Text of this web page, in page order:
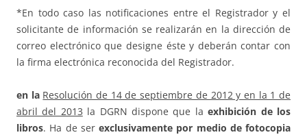
*En todo caso las notificaciones entre el Registrador y el
solicitante de información se realizarán en la dirección de
correo electrónico que designe éste y deberán contar con
la firma electrónica reconocida del Registrador.
en la Resolución de 14 de septiembre de 2012 y en la 1 de
abril del 2013 la DGRN dispone que laexhibición de los
libros. Ha de ser exclusivamente por medio de fotocopia